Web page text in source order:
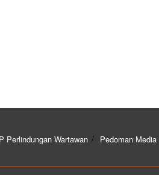
Perlindungan Wartawan Pedoman